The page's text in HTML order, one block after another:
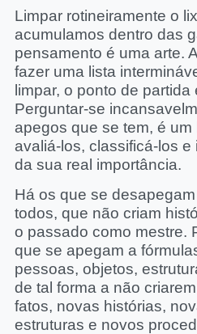
Limpar rotineiramente o
acumulamos dentro das
pensamento é uma arte.
fazer uma lista
limpar, o ponto de partida
Perguntar-se
apegos que se tem, é
avaliá-los, classificá-los e
da sua real importância.
Há os que se
todos, que não criam
o passado como mestre.
que se apegam a
pessoas, objetos,
de tal forma a não
fatos, novas histórias,
estruturas e novos